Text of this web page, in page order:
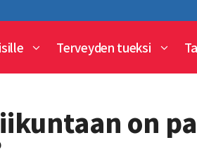
Terveyden tueksi
on